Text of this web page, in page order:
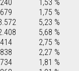
1,53 %
1,75 %
5,23 %
5,68 %
2,75 %
2,27 %
1,81 %